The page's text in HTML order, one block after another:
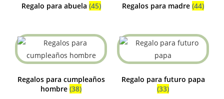
Regalo para abuela (45) Regalos para madre (44)
Regalos para cumpleaños
hombre (38)
Regalo para futuro papa
(33)